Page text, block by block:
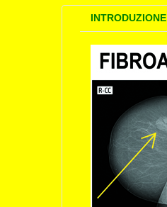
INTRODUZIONE